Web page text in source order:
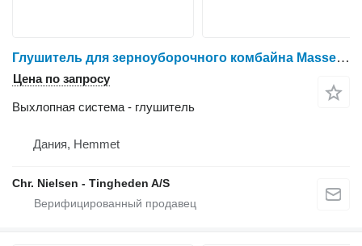
Глушитель для зерноуборочного комбайна Massey Ferguson 7256
Цена по запросу
Выхлопная система - глушитель
Дания, Hemmet
Chr. Nielsen - Tingheden A/S